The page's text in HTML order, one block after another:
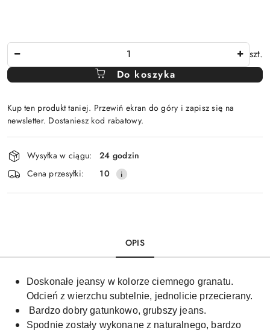
szt.
Do koszyka
Kup ten produkt taniej. Przewiń ekran do góry i zapisz się na
newsletter. Dostaniesz kod rabatowy.
Dostępność
i
dostawa
Wysyłka w ciągu:
24 godzin
Cena przesyłki:
10
OPIS
Doskonałe jeansy w kolorze ciemnego granatu.
Odcień z wierzchu subtelnie, jednolicie przecierany.
Bardzo dobry gatunkowo, grubszy jeans.
Spodnie zostały wykonane z naturalnego, bardzo